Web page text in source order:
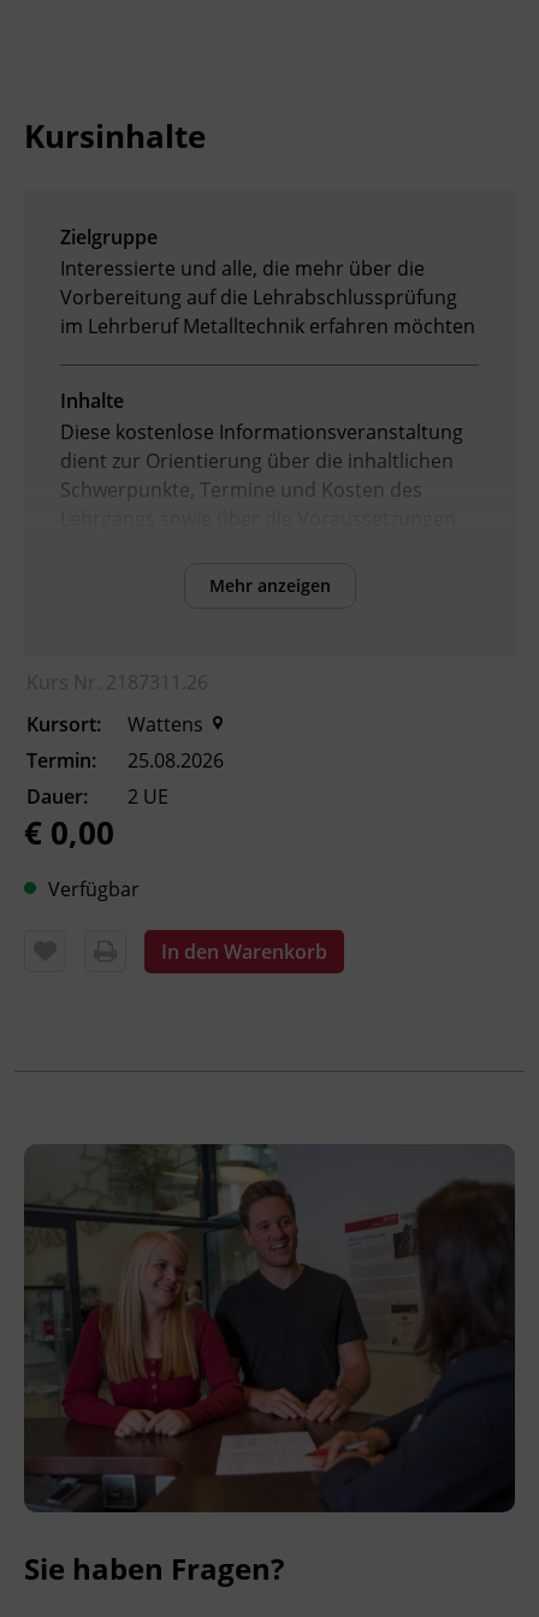
Kursinhalte
Zielgruppe
Interessierte und alle, die mehr über die
Vorbereitung auf die Lehrabschlussprüfung
im Lehrberuf Metalltechnik erfahren möchten
Inhalte
Diese kostenlose Informationsveranstaltung
dient zur Orientierung über die inhaltlichen
Schwerpunkte, Termine und Kosten des
Prüfungen, Trainer_innenteam etc.
Kursformat
Präsenzunterricht
Leitung
Fachtrainer_in
Veranstaltungsort
BFI Tirol Ausbildungszentrum Metall Wattens
Mehr anzeigen
Kurs Nr. 2187311.26
Kursort:
Wattens
Termin:
25.08.2026
Dauer:
2 UE
€ 0,00
Verfügbar
In den Warenkorb
Sie haben Fragen?